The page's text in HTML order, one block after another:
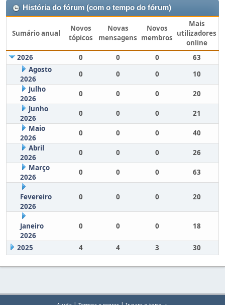
História do fórum (com o tempo do fórum)
Sumário anual
Novos
tópicos
Novas
mensagens
Novos
membros
Mais
utilizadores
online
2026
0 0 0
63
Agosto
2026
0 0 0
10
Julho
2026
0 0 0
20
Junho
2026
0 0 0
21
Maio
2026
0 0 0
40
Abril
2026
0 0 0
26
Março
2026
0 0 0 63
Fevereiro
2026
0 0 0 20
Janeiro
2026
0 0 0 18
2025 4 4 3 30